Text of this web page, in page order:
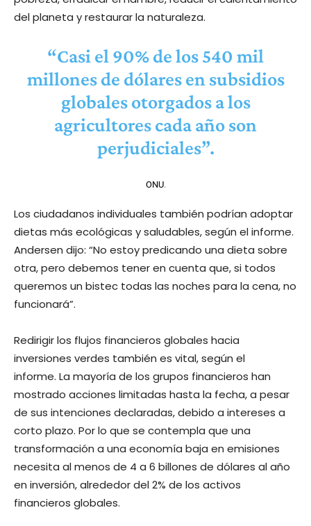
del planeta y restaurar la naturaleza.
“Casi el 90% de los 540 mil
millones de dólares en subsidios
globales otorgados a los
agricultores cada año son
perjudiciales”.
ONU.
Los ciudadanos individuales también podrían adoptar
dietas más ecológicas y saludables, según el informe.
Andersen dijo: “No estoy predicando una dieta sobre
otra, pero debemos tener en cuenta que, si todos
queremos un bistec todas las noches para la cena, no
funcionará”.
Redirigir los flujos financieros globales hacia
inversiones verdes también es vital, según el
informe. La mayoría de los grupos financieros han
mostrado acciones limitadas hasta la fecha, a pesar
de sus intenciones declaradas, debido a intereses a
corto plazo. Por lo que se contempla que una
transformación a una economía baja en emisiones
necesita al menos de 4 a 6 billones de dólares al año
en inversión, alrededor del 2% de los activos
financieros globales.